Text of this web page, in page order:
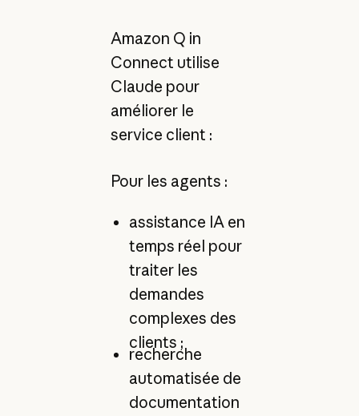
Amazon Q in
Connect utilise
Claude pour
améliorer le
service client :
Pour les agents :
assistance IA en
temps réel pour
traiter les
demandes
complexes des
clients ;
recherche
automatisée de
documentation